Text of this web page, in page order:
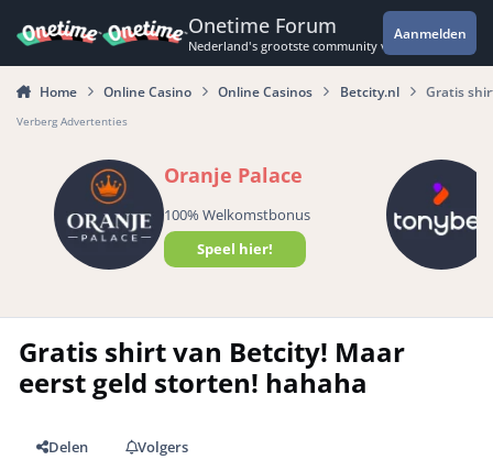
Onetime Forum
Nederland's grootste community voor de
Aanmelden
Home Online Casino Online Casinos Betcity.nl Gratis
Verberg Advertenties
Oranje Palace
100% Welkomstbonus
Speel hier!
Gratis shirt van Betcity! Maar
eerst geld storten! hahaha
Delen
Volgers